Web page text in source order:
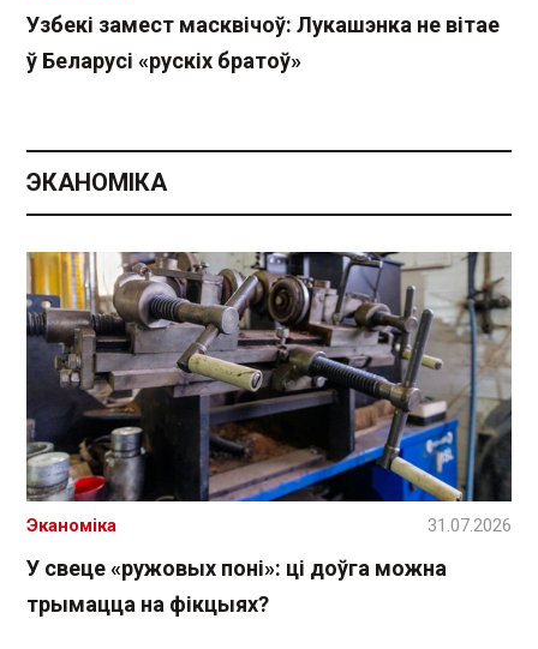
Узбекі замест масквічоў: Лукашэнка не вітае
ў Беларусі «рускіх братоў»
ЭКАНОМІКА
У свеце «ружовых поні»: ці доўга можна
трымацца на фікцыях?
Эканоміка 31.07.2026